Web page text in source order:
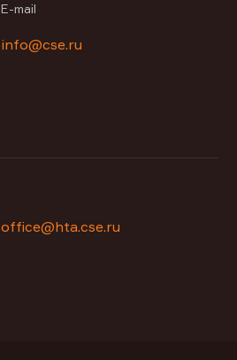
E-mail
info@cse.ru
office@hta.cse.ru